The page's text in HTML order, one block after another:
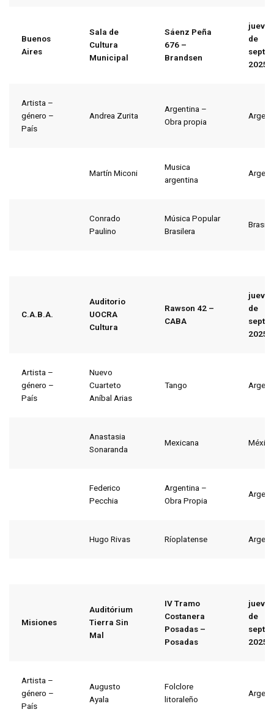
Buenos
Aires
Sala de
Cultura
Municipal
Sáenz Peña
676 –
Brandsen
de
2025
Artista –
género –
País
Andrea Zurita
Argentina –
Obra propia
Martín Miconi
Musica
argentina
Conrado
Paulino
Música Popular
Brasilera
Brasil
C.A.B.A.
Auditorio
UOCRA
Cultura
Rawson 42 –
CABA
de
2025
Artista –
género –
País
Nuevo
Cuarteto
Aníbal Arias
Tango
Anastasia
Sonaranda
Mexicana México
Federico
Pecchia
Argentina –
Obra Propia
Hugo Rivas Ríoplatense
Misiones
Auditórium
Tierra Sin
Mal
IV Tramo
Costanera
Posadas –
Posadas
de
2025
Artista –
género –
País
Augusto
Ayala
Folclore
litoraleño